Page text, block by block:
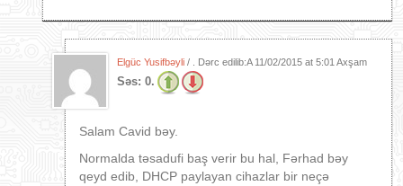
Elgüc Yusifbəyli / . Dərc edilib:A 11/02/2015 at 5:01 Axşam
Səs: 0.
Salam Cavid bəy.
Normalda təsadufi baş verir bu hal, Fərhad bəy
qeyd edib, DHCP paylayan cihazlar bir neçə